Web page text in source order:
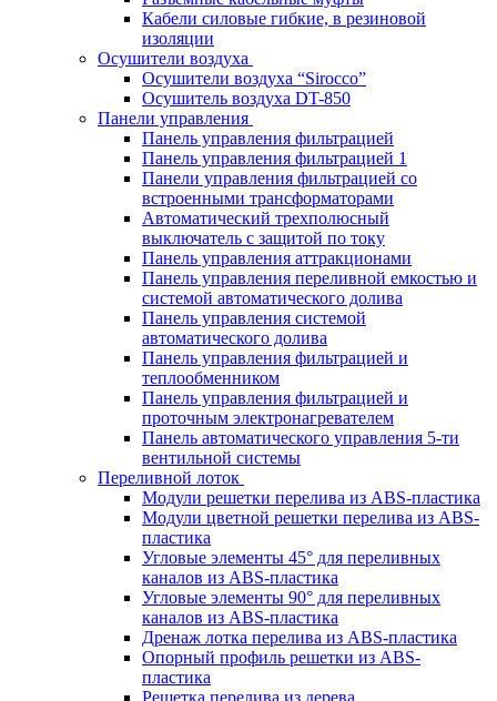
Кабели силовые гибкие, в резиновой
изоляции
Осушители воздуха
Осушители воздуха “Sirocco”
Осушитель воздуха DT-850
Панели управления
Панель управления фильтрацией
Панель управления фильтрацией 1
Панели управления фильтрацией cо
встроенными трансформаторами
Автоматический трехполюсный
выключатель с защитой по току
Панель управления аттракционами
Панель управления переливной емкостью и
системой автоматического долива
Панель управления системой
автоматического долива
Панель управления фильтрацией и
теплообменником
Панель управления фильтрацией и
проточным электронагревателем
Панель автоматического управления 5-ти
вентильной системы
Переливной лоток
Модули решетки перелива из ABS-пластика
Модули цветной решетки перелива из ABS-
пластика
Угловые элементы 45° для переливных
каналов из ABS-пластика
Угловые элементы 90° для переливных
каналов из ABS-пластика
Дренаж лотка перелива из ABS-пластика
Опорный профиль решетки из ABS-
пластика
Решетка перелива из дерева